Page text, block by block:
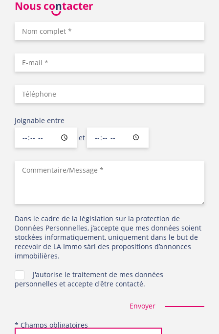
Nous contacter
Joignable entre
et
Dans le cadre de la législation sur la protection de
Données Personnelles, j’accepte que mes données soient
stockées informatiquement, uniquement dans le but de
recevoir de LA Immo sàrl des propositions d’annonces
immobilières.
J'autorise le traitement de mes données
personnelles et accepte d'être contacté.
Envoyer
* Champs obligatoires